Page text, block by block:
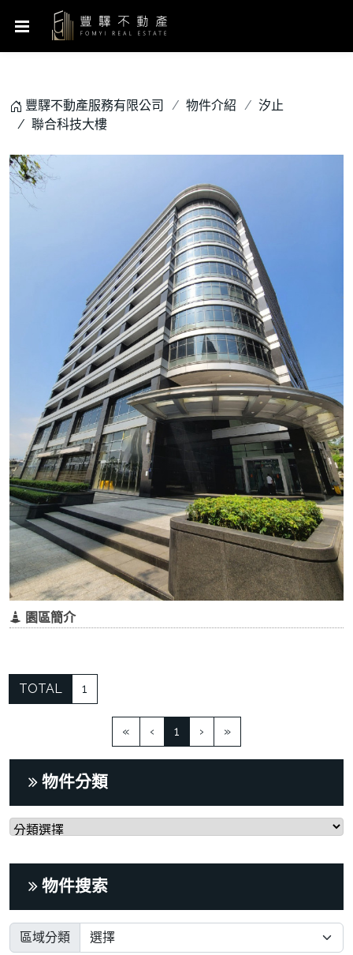
豐驛不動產服務有限公司 物件介紹
汐止
聯合科技大樓
園區簡介
TOTAL 1
« ‹ 1 (current)
› »
物件分類
物件搜索
區域分類